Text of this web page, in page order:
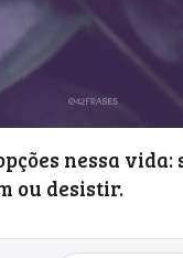
nessa vida:
ou desistir.